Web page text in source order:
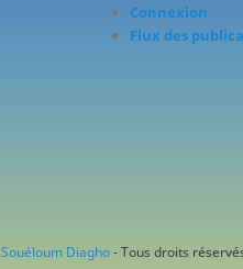
Connexion
Flux des
Souéloum Diagho- Tous droits